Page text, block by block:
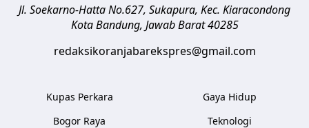
Jl. Soekarno-Hatta No.627, Sukapura, Kec. Kiaracondong
Kota Bandung, Jawab Barat 40285
redaksikoranjabarekspres@gmail.com
Kupas Perkara
Bogor Raya
Gaya Hidup
Teknologi